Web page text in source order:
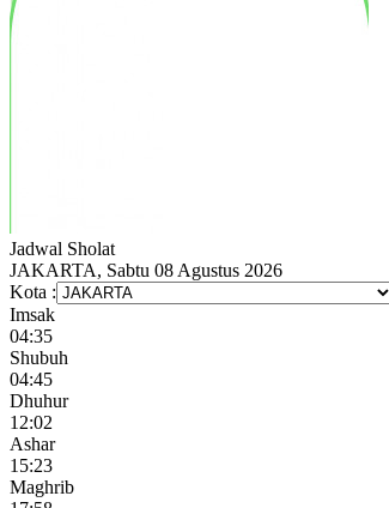
Jadwal Sholat
JAKARTA, Sabtu 08 Agustus 2026
Kota :
Imsak
04:35
Shubuh
04:45
Dhuhur
12:02
Ashar
15:23
Maghrib